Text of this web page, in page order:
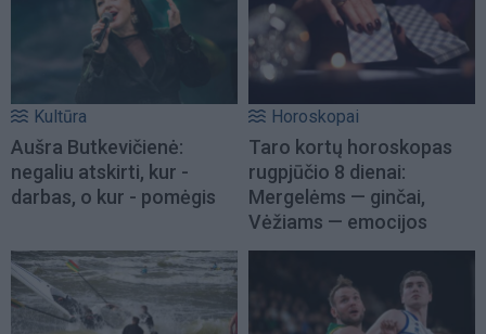
Kultūra
Aušra Butkevičienė:
negaliu atskirti, kur -
darbas, o kur - pomėgis
Horoskopai
Taro kortų horoskopas
rugpjūčio 8 dienai:
Mergelėms — ginčai,
Vėžiams — emocijos